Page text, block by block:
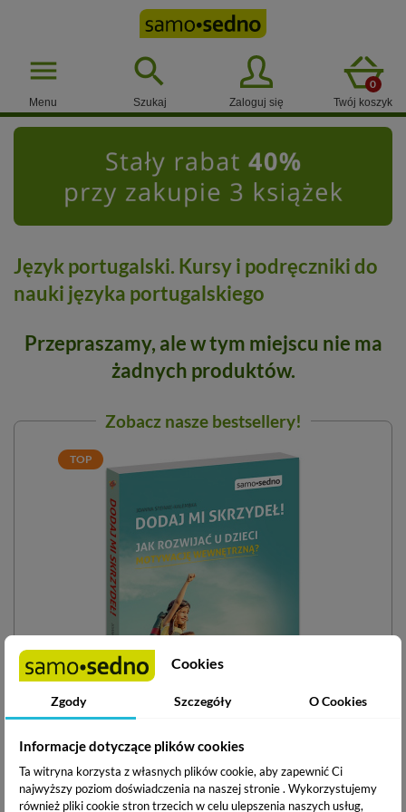

Szukaj Zaloguj się
0
Twój koszyk
menu
Menu
Język portugalski. Kursy i podręczniki do
nauki języka portugalskiego
Przepraszamy, ale w tym miejscu nie ma
żadnych produktów.
Zobacz nasze bestsellery!
TOP
Dodaj mi skrzydeł! Jak rozwijać u dzieci motywację
wewnętrzną?
Cookies
Zgody Szczegóły O Cookies
Informacje dotyczące plików cookies
Ta witryna korzysta z własnych plików cookie, aby zapewnić Ci
najwyższy poziom doświadczenia na naszej stronie . Wykorzystujemy
również pliki cookie stron trzecich w celu ulepszenia naszych usług,